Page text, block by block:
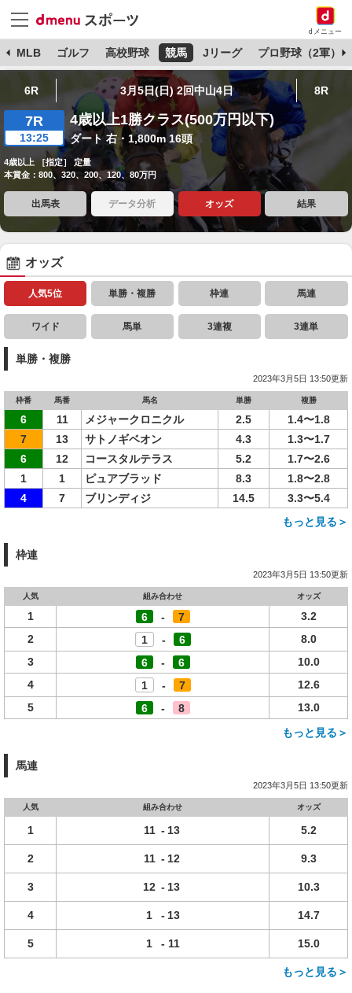
dメニュー
MLB ゴルフ 高校野球 競馬 Jリーグ プロ野球（2軍）
6R 3月5日(日) 2回中山4日 8R
7R
13:25
4歳以上1勝クラス(500万円以下)
ダート 右・1,800m 16頭
4歳以上 ［指定］ 定量
本賞金：800、320、200、120、80万円
出馬表 データ分析 オッズ 結果
オッズ
人気5位 単勝・複勝 枠連 馬連
ワイド 馬単 3連複 3連単
単勝・複勝
2023年3月5日 13:50更新
枠番 馬番 馬名 単勝 複勝
6 11 メジャークロニクル 2.5
1.4〜1.8
7
13 サトノギベオン 4.3
1.3〜1.7
6
12 コースタルテラス 5.2
1.7〜2.6
1
1 ピュアブラッド 8.3
1.8〜2.8
4
7 ブリンディジ 14.5
3.3〜5.4
もっと見る＞
枠連
2023年3月5日 13:50更新
人気 組み合わせ オッズ
1 6 - 7
3.2
2
1 - 6
8.0
3
6 - 6
10.0
4
1 - 7
12.6
5
6 - 8
13.0
もっと見る＞
馬連
2023年3月5日 13:50更新
人気 組み合わせ オッズ
1 11 - 13 5.2
2 11 - 12 9.3
3 12 - 13 10.3
4 1 - 13 14.7
5 1 - 11 15.0
もっと見る＞